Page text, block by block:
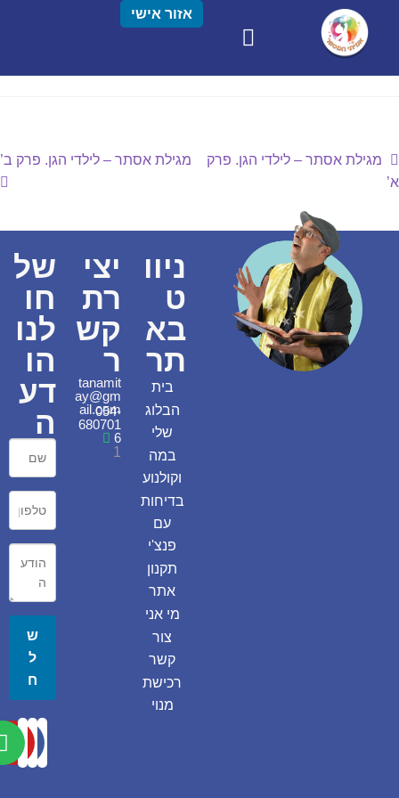
אזור אישי
מגילת אסתר – לילדי הגן. פרק
א’
מגילת אסתר – לילדי הגן. פרק ב’
ניוו
ט
בא
תר
בית
הבלוג
שלי
במה
וקולנוע
בדיחות
עם
פנצ'י
תקנון
אתר
מי אני
צור
קשר
רכישת
מנוי
יצי
רת
קש
ר
tanamit
ay@gm
ail.com
054-
680701
6
1
של
חו
לנו
הו
דע
ה
ש
ל
ח